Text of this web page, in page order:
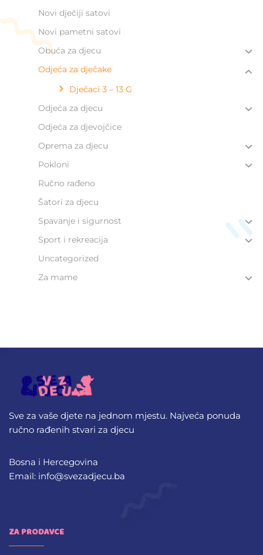
Novi dječiji satovi
Novi pametni satovi
Obuća za djecu
Odjeća za dječake
Dječaci 3 – 13 G
Odjeća za djecu
Odjeća za djevojčice
Oprema za djecu
Pokloni
Ručno rađeno
Šatori za djecu
Spavanje i sigurnost
Sport i rekreacija
Uncategorized
Za mame
Sve za vaše djete na jednom mjestu. Najveća ponuda
ručno rađenih stvari za djecu
Bosna i Hercegovina
Email: info@svezadjecu.ba
ZA PRODAVCE